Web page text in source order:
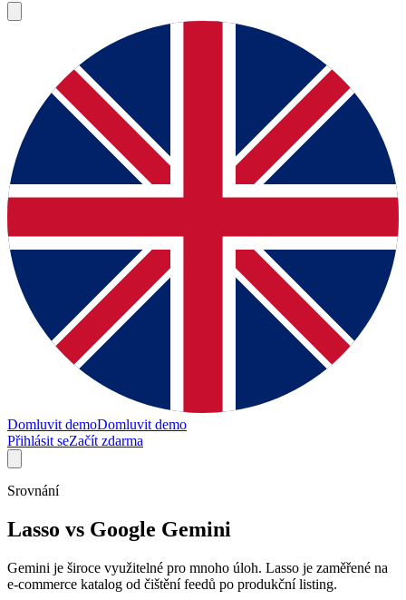
Domluvit demoDomluvit demo
Přihlásit seZačít zdarma
Srovnání
Lasso vs Google Gemini
Gemini je široce využitelné pro mnoho úloh. Lasso je zaměřené na
e-commerce katalog od čištění feedů po produkční listing.